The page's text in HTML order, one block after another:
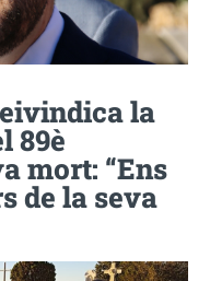
la
89è
mort: “Ens
de la seva